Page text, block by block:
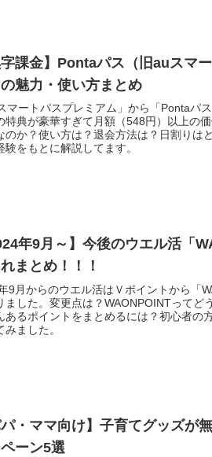
字課金】Pontaパス（旧auスマ
魅力・使い方まとめ
マートパスプレミアム」から「Pontaパ
特典が豪華すぎて月額（548円）以上の
のか？使い方は？退会方法は？日割りは
験をもとに解説してます。
年9月～】今後のウエル活「
まとめ！！！
9月からのウエル活はＶポイントから「
ました。変更点は？WAONPOINTってど
あるポイントをまとめるには？初心者の
みました。
パ・ママ向け】子育てグッズが
ーン5選